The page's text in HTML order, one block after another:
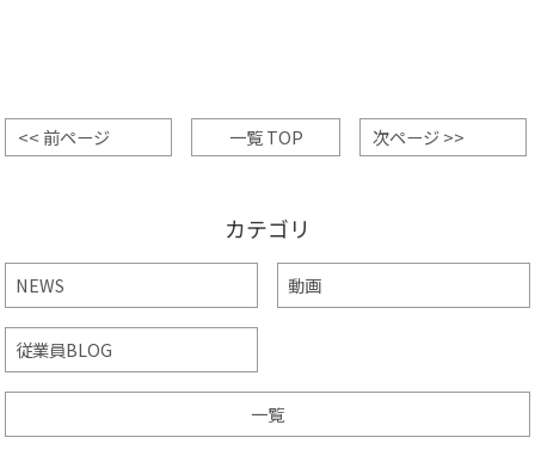
<< 前ページ 一覧 TOP 次ページ >>
カテゴリ
NEWS 動画
従業員BLOG
一覧